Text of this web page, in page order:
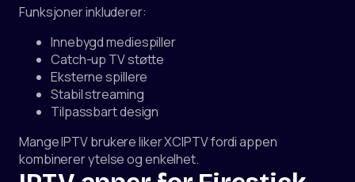
Funksjoner inkluderer:
Innebygd mediespiller
Catch-up TV støtte
Eksterne spillere
Stabil streaming
Tilpassbart design
Mange IPTV brukere liker XCIPTV fordi appen
kombinerer ytelse og enkelhet.